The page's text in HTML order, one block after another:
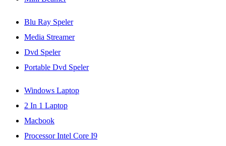
Blu Ray Speler
Media Streamer
Dvd Speler
Portable Dvd Speler
Windows Laptop
2 In 1 Laptop
Macbook
Processor Intel Core I9